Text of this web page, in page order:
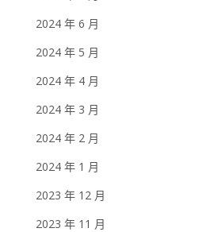
2024 年 6 月
2024 年 5 月
2024 年 4 月
2024 年 3 月
2024 年 2 月
2024 年 1 月
2023 年 12 月
2023 年 11 月